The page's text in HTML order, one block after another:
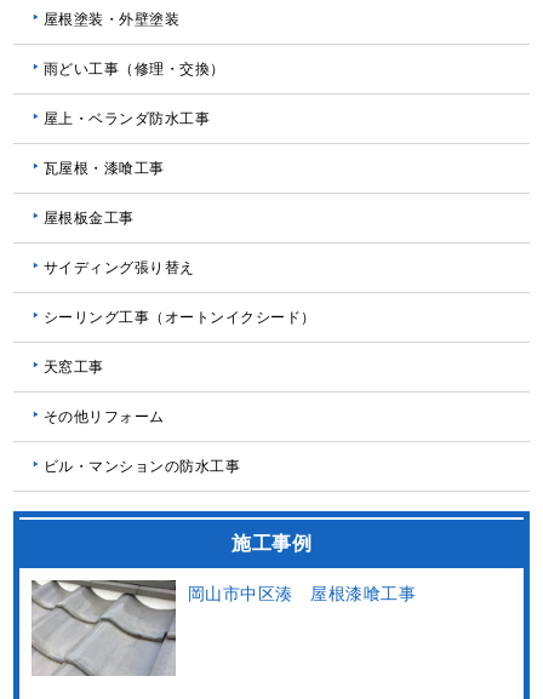
屋根塗装・外壁塗装
雨どい工事（修理・交換）
屋上・ベランダ防水工事
瓦屋根・漆喰工事
屋根板金工事
サイディング張り替え
シーリング工事（オートンイクシード）
天窓工事
その他リフォーム
ビル・マンションの防水工事
施工事例
岡山市中区湊 屋根漆喰工事